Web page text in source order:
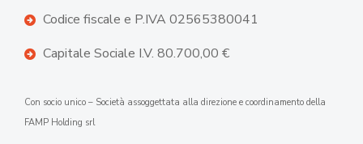
Codice fiscale e P.IVA 02565380041
Capitale Sociale I.V. 80.700,00 €
Con socio unico – Società assoggettata alla direzione e coordinamento della
FAMP Holding srl